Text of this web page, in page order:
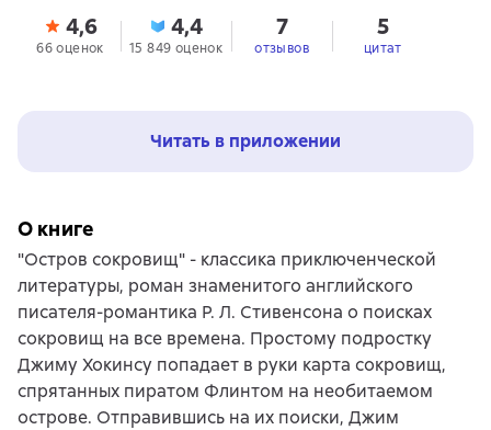
4,6
66 оценок
4,4
15 849 оценок
7
отзывов
5
цитат
Читать в приложении
О книге
"Остров сокровищ" - классика приключенческой
литературы, роман знаменитого английского
писателя-романтика Р. Л. Стивенсона о поисках
сокровищ на все времена. Простому подростку
Джиму Хокинсу попадает в руки карта сокровищ,
спрятанных пиратом Флинтом на необитаемом
острове. Отправившись на их поиски, Джим